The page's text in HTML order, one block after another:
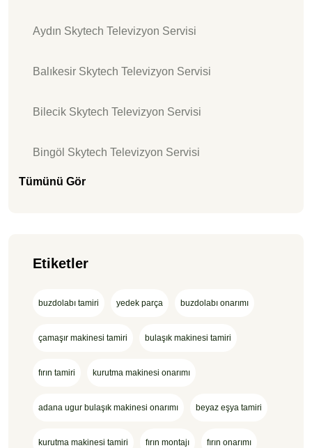
Aydın Skytech Televizyon Servisi
Balıkesir Skytech Televizyon Servisi
Bilecik Skytech Televizyon Servisi
Bingöl Skytech Televizyon Servisi
Tümünü Gör
Etiketler
buzdolabı tamiri yedek parça buzdolabı onarımı
çamaşır makinesi tamiri bulaşık makinesi tamiri
fırın tamiri kurutma makinesi onarımı
adana ugur bulaşık makinesi onarımı beyaz eşya tamiri
kurutma makinesi tamiri fırın montajı fırın onarımı